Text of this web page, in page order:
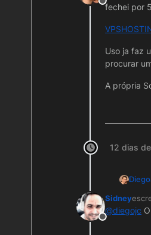
Offline
fechei por
Uso ja faz
procurar
A própria
12 dias
Offline
Sidney
@diegojc